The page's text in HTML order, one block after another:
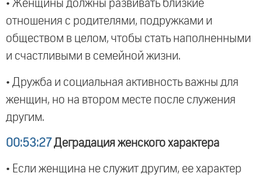
• Женщины должны развивать близкие
отношения с родителями, подружками и
обществом в целом, чтобы стать наполненными
и счастливыми в семейной жизни.
• Дружба и социальная активность важны для
женщин, но на втором месте после служения
другим.
00:53:27 Деградация женского характера
• Если женщина не служит другим, ее характер